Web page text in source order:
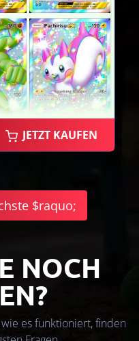
JETZT KAUFEN
$raquo;
NOCH
es funktioniert, finden